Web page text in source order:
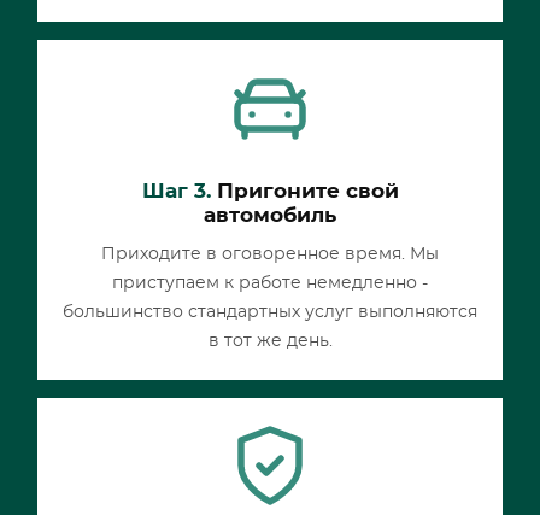
Шаг 3.Пригоните свой
автомобиль
Приходите в оговоренное время. Мы
приступаем к работе немедленно -
большинство стандартных услуг выполняются
в тот же день.